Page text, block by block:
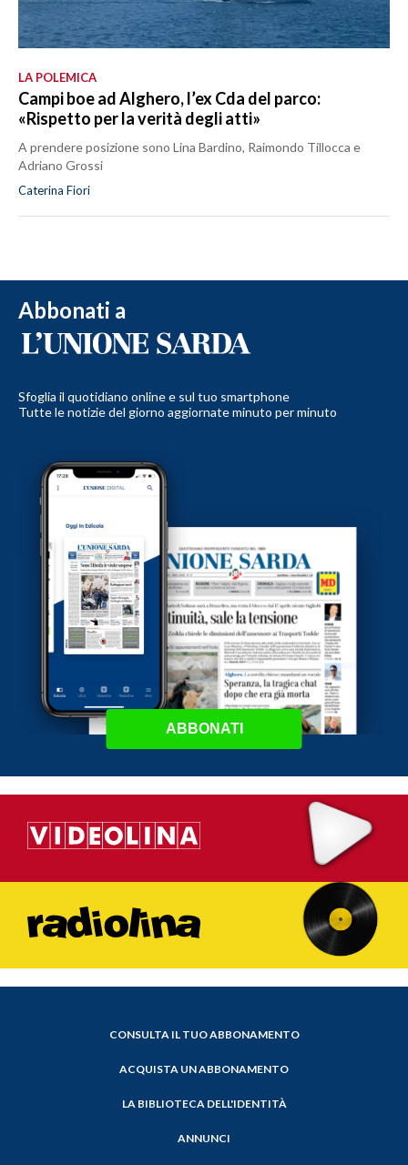
LA POLEMICA
Campi boe ad Alghero, l’ex Cda del parco:
«Rispetto per la verità degli atti»
A prendere posizione sono Lina Bardino, Raimondo Tillocca e
Adriano Grossi
Caterina Fiori
Abbonati a
Sfoglia il quotidiano online e sul tuo smartphone
Tutte le notizie del giorno aggiornate minuto per minuto
ABBONATI
CONSULTA IL TUO ABBONAMENTO
ACQUISTA UN ABBONAMENTO
LA BIBLIOTECA DELL'IDENTITÀ
ANNUNCI